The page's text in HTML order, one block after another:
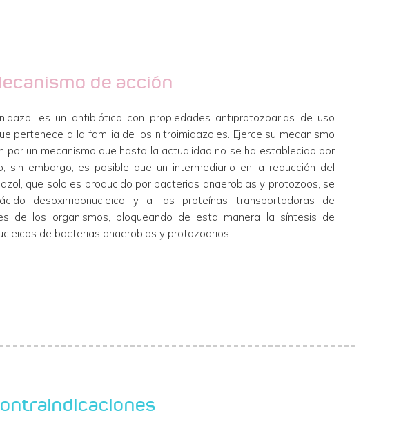
de acción
es un antibiótico con propiedades antiprotozoarias de uso
pertenece a la familia de los nitroimidazoles. Ejerce su mecanismo
por un mecanismo que hasta la actualidad no se ha establecido por
sin embargo, es posible que un intermediario en la reducción del
que solo es producido por bacterias anaerobias y protozoos, se
desoxirribonucleico y a las proteínas transportadoras de
de los organismos, bloqueando de esta manera la síntesis de
de bacterias anaerobias y protozoarios.